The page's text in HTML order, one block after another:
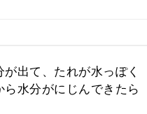
出て、たれが水っぽく
水分がにじんできたら